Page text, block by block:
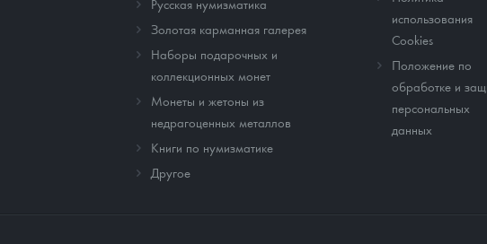
Русская нумизматика
Золотая карманная галерея
Наборы подарочных и
коллекционных монет
Монеты и жетоны из
недрагоценных металлов
Книги по нумизматике
Другое
использования
Cookies
Положение по
обработке и
персональных
данных